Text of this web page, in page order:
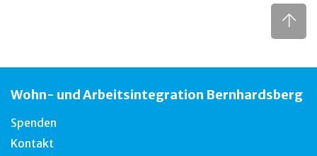
Wohn- und Arbeitsintegration Bernhardsberg
Spenden
Kontakt